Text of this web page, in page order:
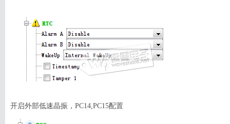
开启外部低速晶振，PC14,PC15配置